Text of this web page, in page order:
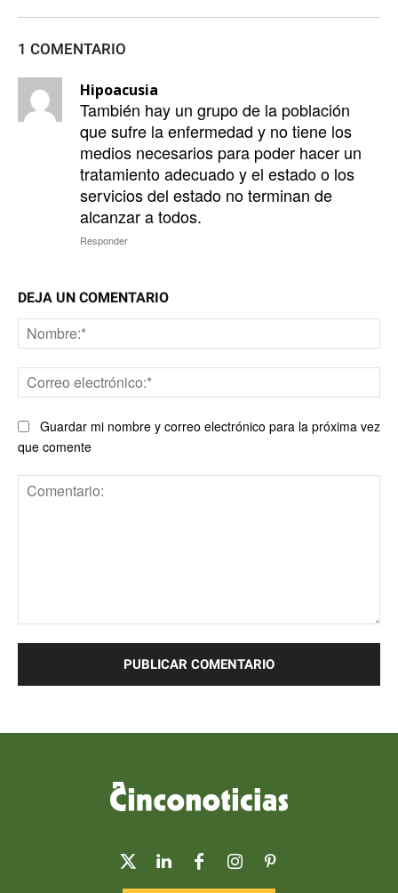
1 COMENTARIO
Hipoacusia
También hay un grupo de la población
que sufre la enfermedad y no tiene los
medios necesarios para poder hacer un
tratamiento adecuado y el estado o los
servicios del estado no terminan de
alcanzar a todos.
Responder
DEJA UN COMENTARIO
Guardar mi nombre y correo electrónico para la próxima vez
que comente